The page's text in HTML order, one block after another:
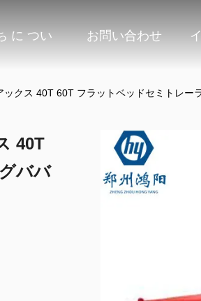
に つい お問い合わせ
クス 40T 60T フラットベッドセミトレー
40T
ババ